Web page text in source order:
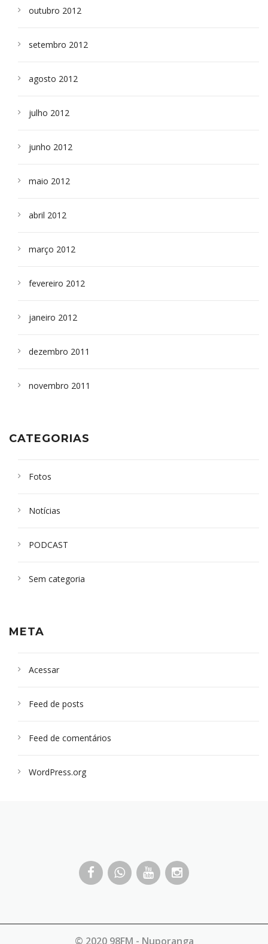
outubro 2012
setembro 2012
agosto 2012
julho 2012
junho 2012
maio 2012
abril 2012
março 2012
fevereiro 2012
janeiro 2012
dezembro 2011
novembro 2011
CATEGORIAS
Fotos
Notícias
PODCAST
Sem categoria
META
Acessar
Feed de posts
Feed de comentários
WordPress.org
© 2020 98FM - Nuporanga